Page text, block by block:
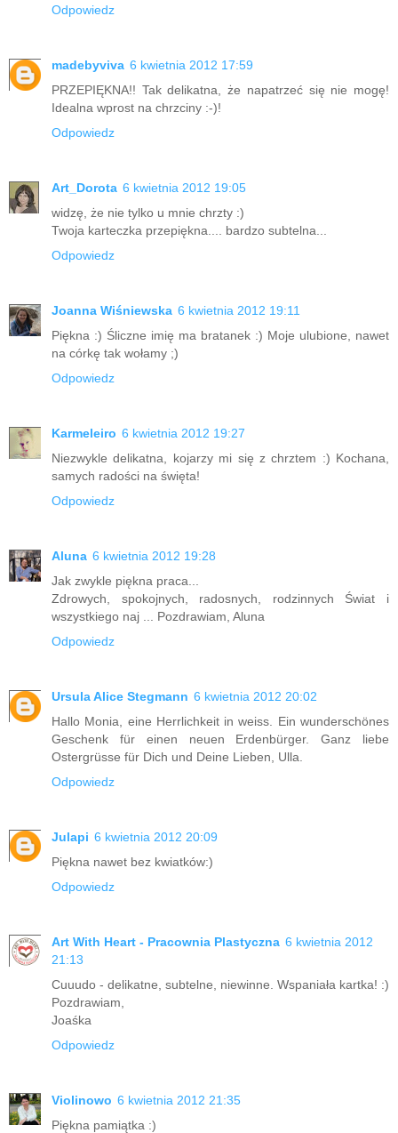
Odpowiedz
madebyviva 6 kwietnia 2012 17:59
PRZEPIĘKNA!! Tak delikatna, że napatrzeć się nie mogę!
Idealna wprost na chrzciny :-)!
Odpowiedz
Art_Dorota 6 kwietnia 2012 19:05
widzę, że nie tylko u mnie chrzty :)
Twoja karteczka przepiękna.... bardzo subtelna...
Odpowiedz
Joanna Wiśniewska 6 kwietnia 2012 19:11
Piękna :) Śliczne imię ma bratanek :) Moje ulubione, nawet
na córkę tak wołamy ;)
Odpowiedz
Karmeleiro 6 kwietnia 2012 19:27
Niezwykle delikatna, kojarzy mi się z chrztem :) Kochana,
samych radości na święta!
Odpowiedz
Aluna 6 kwietnia 2012 19:28
Jak zwykle piękna praca...
Zdrowych, spokojnych, radosnych, rodzinnych Świat i
wszystkiego naj ... Pozdrawiam, Aluna
Odpowiedz
Ursula Alice Stegmann 6 kwietnia 2012 20:02
Hallo Monia, eine Herrlichkeit in weiss. Ein wunderschönes
Geschenk für einen neuen Erdenbürger. Ganz liebe
Ostergrüsse für Dich und Deine Lieben, Ulla.
Odpowiedz
Julapi 6 kwietnia 2012 20:09
Piękna nawet bez kwiatków:)
Odpowiedz
Art With Heart - Pracownia Plastyczna 6 kwietnia 2012
21:13
Cuuudo - delikatne, subtelne, niewinne. Wspaniała kartka! :)
Pozdrawiam,
Joaśka
Odpowiedz
Violinowo 6 kwietnia 2012 21:35
Piękna pamiątka :)